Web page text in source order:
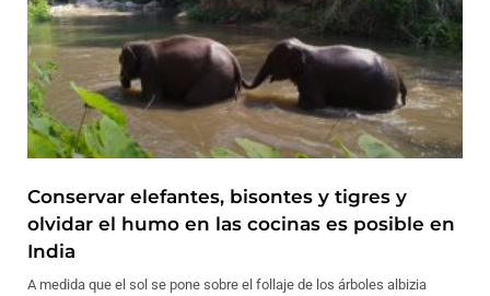
Conservar elefantes, bisontes y tigres y
olvidar el humo en las cocinas es posible en
India
A medida que el sol se pone sobre el follaje de los árboles albizia